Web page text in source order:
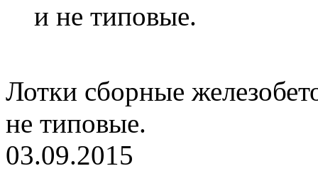
и не типовые.
Лотки сборные
не типовые.
03.09.2015